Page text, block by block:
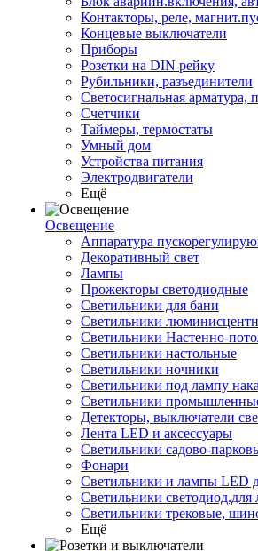
Контакторы, реле,
Концевые выключатели
Приборы
Розетки на DIN рейку
Рубильники, разъединители
Светосигнальная арматура,
Счетчики
Таймеры, термостаты
Умный дом
Устройства питания
Электродвигатели
Ещё
Освещение
Аппаратура
Декоративный свет
Лампы
Прожекторы светодиодные
Светильники для бани
Светильники
Светильники Настенно-
Светильники настольные
Светильники ночники
Светильники под лампу
Светильники
Детекторы, выключатели
Лента LED и аксессуары
Светильники садово-
Фонари
Светильники и лампы LED
Светильники светодиод.для
Светильники трековые,
Ещё